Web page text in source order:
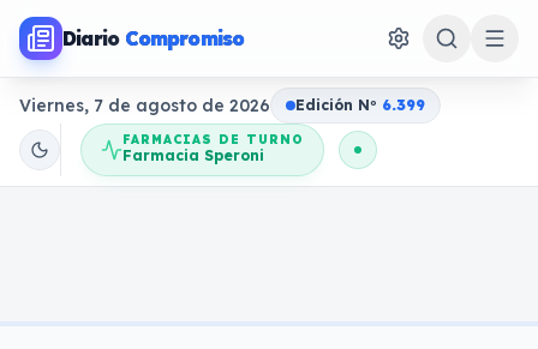
Diario Compromiso
Viernes, 7 de agosto de 2026 Edición No 6.399
FARMACIAS DE TURNO
Farmacia Speroni